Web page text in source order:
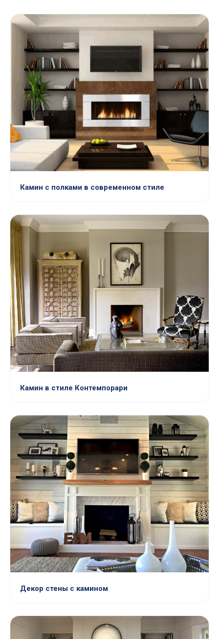
Камин с полками в современном стиле
Камин в стиле Контемпорари
Декор стены с камином